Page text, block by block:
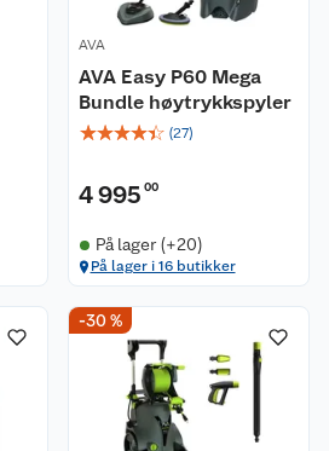
AVA
AVA Easy P60 Mega
Bundle høytrykkspyler
☆☆☆☆☆ (27)
4 995 00
På lager (+20)
På lager i 16 butikker
-30 %